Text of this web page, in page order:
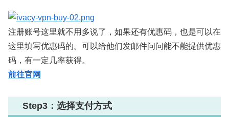
注册账号这里就不用多说了，如果还有优惠码，也是可以在
这里填写优惠码的。可以给他们发邮件问问能不能提供优惠
码，有一定几率获得。
前往官网
Step3：选择支付方式